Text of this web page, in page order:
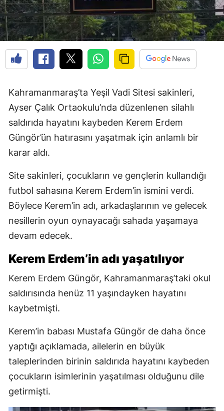
Kahramanmaraş’ta Yeşil Vadi Sitesi sakinleri,
Ayser Çalık Ortaokulu’nda düzenlenen silahlı
saldırıda hayatını kaybeden Kerem Erdem
Güngör’ün hatırasını yaşatmak için anlamlı bir
karar aldı.
Site sakinleri, çocukların ve gençlerin kullandığı
futbol sahasına Kerem Erdem’in ismini verdi.
Böylece Kerem’in adı, arkadaşlarının ve gelecek
nesillerin oyun oynayacağı sahada yaşamaya
devam edecek.
Kerem Erdem’in adı yaşatılıyor
Kerem Erdem Güngör, Kahramanmaraş’taki okul
saldırısında henüz 11 yaşındayken hayatını
kaybetmişti.
Kerem’in babası Mustafa Güngör de daha önce
yaptığı açıklamada, ailelerin en büyük
taleplerinden birinin saldırıda hayatını kaybeden
çocukların isimlerinin yaşatılması olduğunu dile
getirmişti.